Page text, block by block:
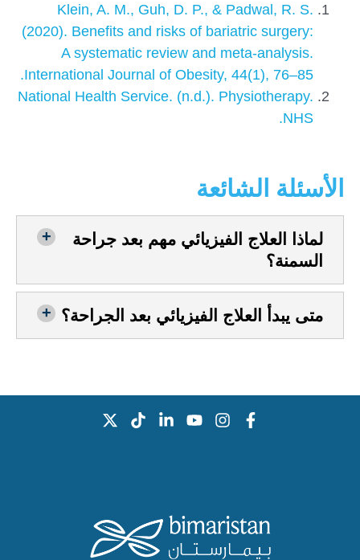
Klein, A. M., Guh, D. P., & Padwal, R. S.
(2020). Benefits and risks of bariatric surgery:
A systematic review and meta-analysis.
International Journal of Obesity, 44(1), 76–85.
National Health Service. (n.d.). Physiotherapy.
NHS.
الأسئلة الشائعة
لماذا العلاج الفيزيائي مهم بعد جراحة
السمنة؟
متى يبدأ العلاج الفيزيائي بعد الجراحة؟